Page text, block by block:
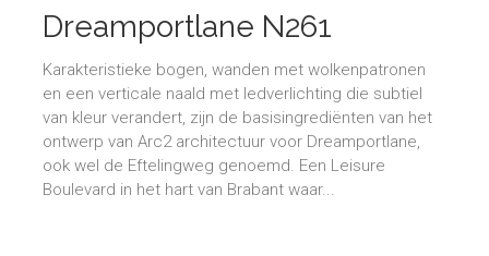
Dreamportlane N261
​Karakteristieke bogen, wanden met wolkenpatronen
en een verticale naald met ledverlichting die subtiel
van kleur verandert, zijn de basisingrediënten van het
ontwerp van Arc2 architectuur voor Dreamportlane,
ook wel de Eftelingweg genoemd. Een Leisure
Boulevard in het hart van Brabant waar...